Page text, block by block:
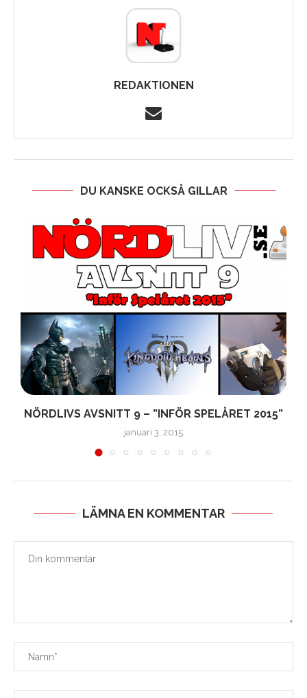
REDAKTIONEN
DU KANSKE OCKSÅ GILLAR
NÖRDLIVS AVSNITT 9 – ”INFÖR SPELÅRET 2015”
januari 3, 2015
LÄMNA EN KOMMENTAR